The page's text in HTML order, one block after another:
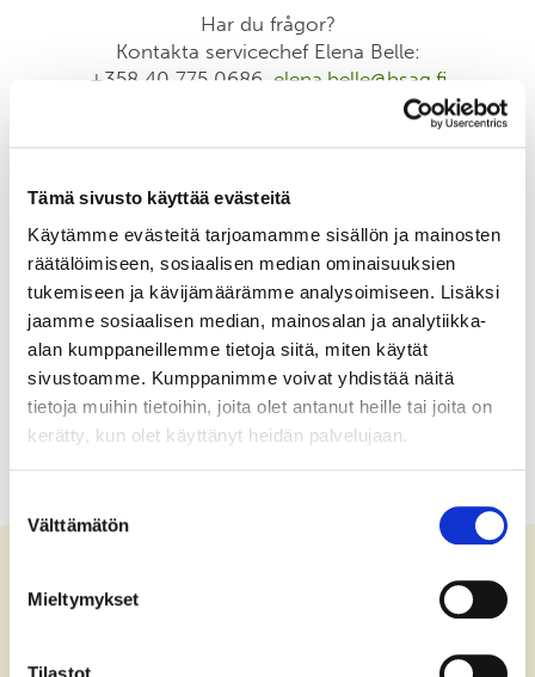
Tämä sivusto käyttää evästeitä
Käytämme evästeitä tarjoamamme sisällön ja mainosten
räätälöimiseen, sosiaalisen median ominaisuuksien
tukemiseen ja kävijämäärämme analysoimiseen. Lisäksi
jaamme sosiaalisen median, mainosalan ja analytiikka-
alan kumppaneillemme tietoja siitä, miten käytät
sivustoamme. Kumppanimme voivat yhdistää näitä
tietoja muihin tietoihin, joita olet antanut heille tai joita on
kerätty, kun olet käyttänyt heidän palvelujaan.
valinta
Välttämätön
Mieltymykset
Tilastot
Har du frågor?
Kontakta servicechef Elena Belle:
+358 40 775 0686, elena.belle@bsag.fi
Leve Östersjön!